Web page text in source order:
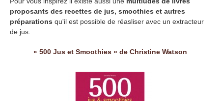
proposants des recettes de jus, smoothies et autres
préparations qu'il est possible de réasliser avec un extracteur
de jus.
« 500 Jus et Smoothies » de Christine Watson